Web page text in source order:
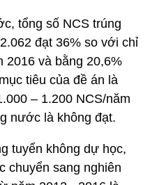
tổng số NCS trúng
đạt 36% so với chỉ
2016 và bằng 20,6%
tiêu của đề án là
– 1.200 NCS/năm
nước là không đạt.
tuyển không dự học,
chuyển sang nghiên